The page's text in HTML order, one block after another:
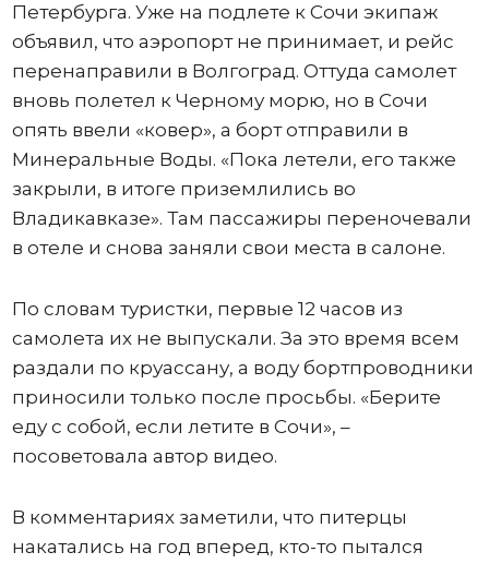
Петербурга. Уже на подлете к Сочи экипаж
объявил, что аэропорт не принимает, и рейс
перенаправили в Волгоград. Оттуда самолет
вновь полетел к Черному морю, но в Сочи
опять ввели «ковер», а борт отправили в
Минеральные Воды. «Пока летели, его также
закрыли, в итоге приземлились во
Владикавказе». Там пассажиры переночевали
в отеле и снова заняли свои места в салоне.
По словам туристки, первые 12 часов из
самолета их не выпускали. За это время всем
раздали по круассану, а воду бортпроводники
приносили только после просьбы. «Берите
еду с собой, если летите в Сочи», –
посоветовала автор видео.
В комментариях заметили, что питерцы
накатались на год вперед, кто-то пытался